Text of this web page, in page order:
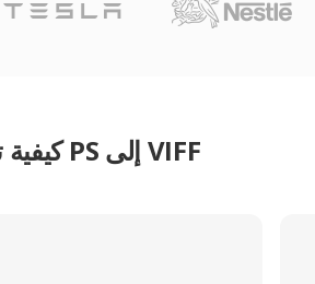
كيفية تحويل PS إلى VIFF